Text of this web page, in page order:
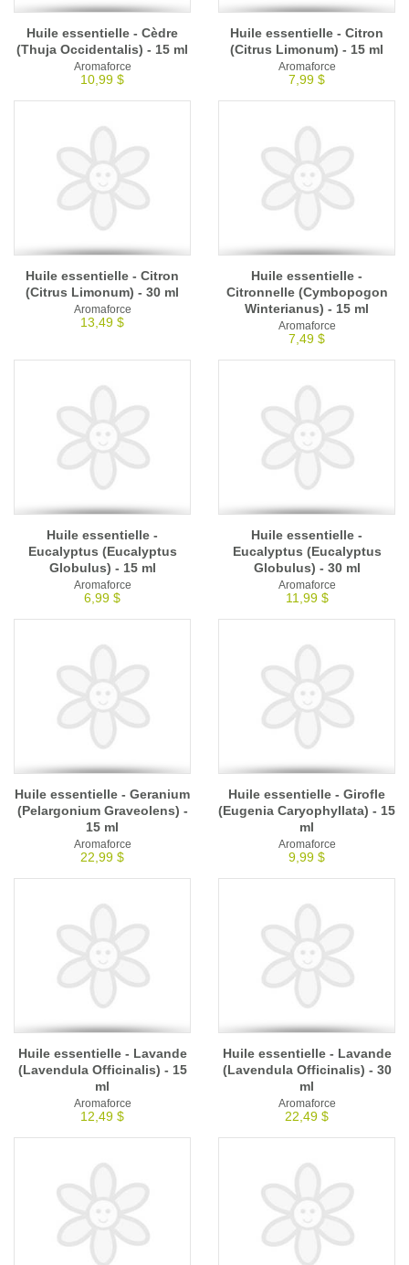
Huile essentielle - Cèdre
(Thuja Occidentalis) - 15 ml
Aromaforce
10,99 $
Huile essentielle - Citron
(Citrus Limonum) - 15 ml
Aromaforce
7,99 $
Huile essentielle - Citron
(Citrus Limonum) - 30 ml
Aromaforce
13,49 $
Huile essentielle -
Citronnelle (Cymbopogon
Winterianus) - 15 ml
Aromaforce
7,49 $
Huile essentielle -
Eucalyptus (Eucalyptus
Globulus) - 15 ml
Aromaforce
6,99 $
Huile essentielle -
Eucalyptus (Eucalyptus
Globulus) - 30 ml
Aromaforce
11,99 $
Huile essentielle - Geranium
(Pelargonium Graveolens) -
15 ml
Aromaforce
22,99 $
Huile essentielle - Girofle
(Eugenia Caryophyllata) - 15
ml
Aromaforce
9,99 $
Huile essentielle - Lavande
(Lavendula Officinalis) - 15
ml
Aromaforce
12,49 $
Huile essentielle - Lavande
(Lavendula Officinalis) - 30
ml
Aromaforce
22,49 $